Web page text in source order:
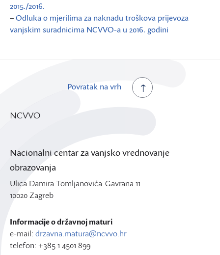
2015./2016.
–Odluka o mjerilima za naknadu troškova prijevoza
vanjskim suradnicima NCVVO-a u 2016. godini
Povratak na vrh
NCVVO
Nacionalni centar za vanjsko vrednovanje
obrazovanja
Ulica Damira Tomljanovića-Gavrana 11
10020 Zagreb
Informacije o državnoj maturi
e-mail: drzavna.matura@ncvvo.hr
telefon: +385 1 4501 899